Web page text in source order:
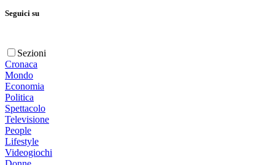
Seguici su
Sezioni
Cronaca
Mondo
Economia
Politica
Spettacolo
Televisione
People
Lifestyle
Videogiochi